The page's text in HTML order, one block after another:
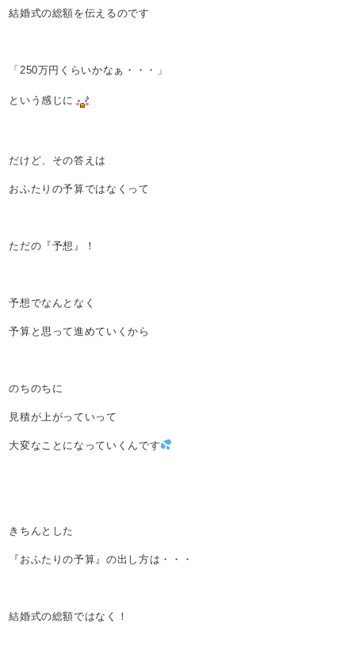
結婚式の総額を伝えるのです
「250万円くらいかなぁ・・・」
という感じに
だけど、その答えは
おふたりの予算ではなくって
ただの『予想』！
予想でなんとなく
予算と思って進めていくから
のちのちに
見積が上がっていって
大変なことになっていくんです
きちんとした
『おふたりの予算』の出し方は・・・
結婚式の総額ではなく！